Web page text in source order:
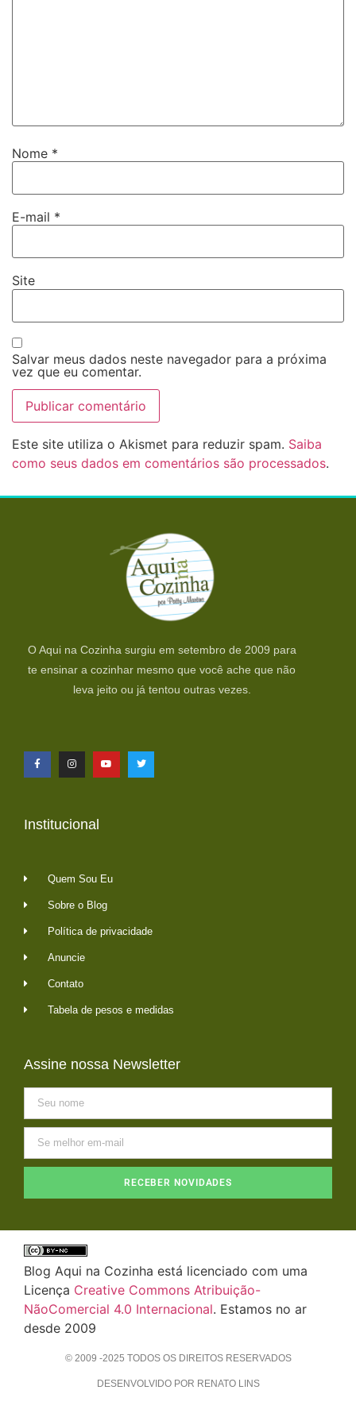
Nome *
E-mail *
Site
Salvar meus dados neste navegador para a próxima
vez que eu comentar.
Este site utiliza o Akismet para reduzir spam. Saiba
como seus dados em comentários são processados.
O Aqui na Cozinha surgiu em setembro de 2009 para
te ensinar a cozinhar mesmo que você ache que não
leva jeito ou já tentou outras vezes.
Institucional
Quem Sou Eu
Sobre o Blog
Política de privacidade
Anuncie
Contato
Tabela de pesos e medidas
Assine nossa Newsletter
RECEBER NOVIDADES
Blog Aqui na Cozinha está licenciado com uma
Licença Creative Commons Atribuição-
NãoComercial 4.0 Internacional. Estamos no ar
desde 2009
© 2009 -2025 TODOS OS DIREITOS RESERVADOS
DESENVOLVIDO POR RENATO LINS